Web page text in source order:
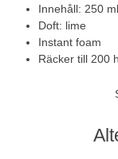
Innehåll: 250 ml
Doft: lime
Instant foam
Räcker till 200